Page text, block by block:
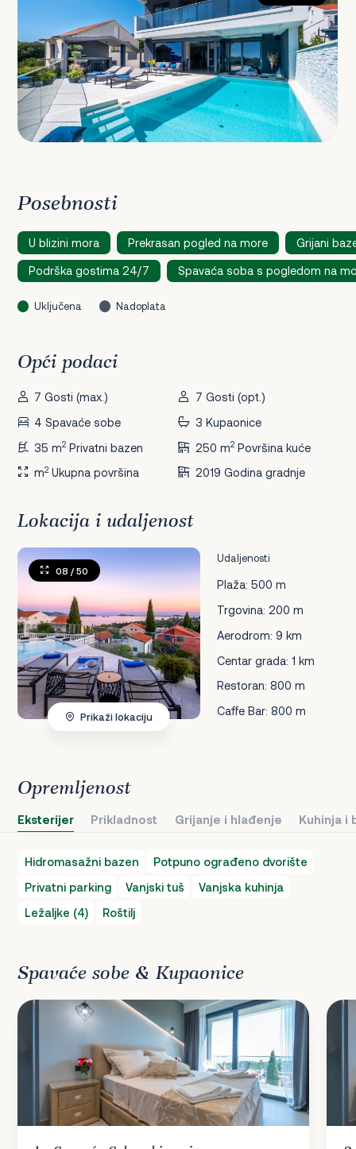
Posebnosti
U blizini mora Prekrasan pogled na more Grijani
Podrška gostima 24/7 Spavaća soba s pogledom na
Uključena Nadoplata
Opći podaci
7 Gosti (max.)
7 Gosti (opt.)
4 Spavaće sobe
3 Kupaonice
35 m2 Privatni bazen 250 m2Površina kuće
m2 Ukupna površina 2019 Godina gradnje
Lokacija i udaljenost
Udaljenosti
Plaža: 500 m
Trgovina: 200 m
Aerodrom: 9 km
Centar grada: 1 km
Restoran: 800 m
Caffe Bar: 800 m
08 / 50
Prikaži lokaciju
Opremljenost
Eksterijer Prikladnost Grijanje i hlađenje Kuhinja i
Hidromasažni bazen
Potpuno ograđeno dvorište
Privatni parking
Vanjski tuš
Vanjska kuhinja
Ležaljke (4)
Roštilj
Spavaće sobe & Kupaonice